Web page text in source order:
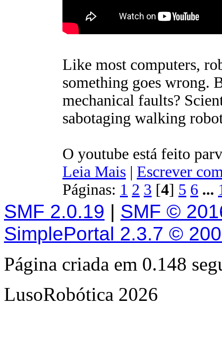
Like most computers,
something goes wrong.
mechanical faults?
sabotaging walking
O youtube está feito
Leia Mais | Escrever
Páginas: 1 2 3 [4] 5 6 ...
SMF 2.0.19 | SMF ©
SimplePortal 2.3.7 ©
Página criada em 0.148
LusoRobótica 2026